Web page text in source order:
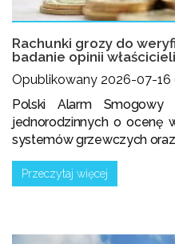
Rachunki grozy do
badanie opinii
Opublikowany 2026-07-16
Polski Alarm Smogowy
jednorodzinnych o ocenę
systemów grzewczych oraz
Przeczytaj więcej